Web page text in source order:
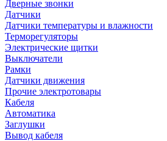
Дверные звонки
Датчики
Датчики температуры и влажности
Терморегуляторы
Электрические щитки
Выключатели
Рамки
Датчики движения
Прочие электротовары
Кабеля
Автоматика
Заглушки
Вывод кабеля